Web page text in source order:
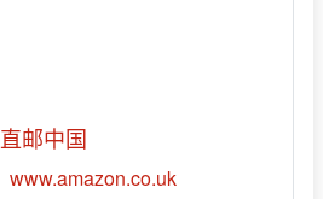
直邮中国
www.amazon.co.uk